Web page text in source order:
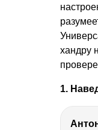
хандру
1.